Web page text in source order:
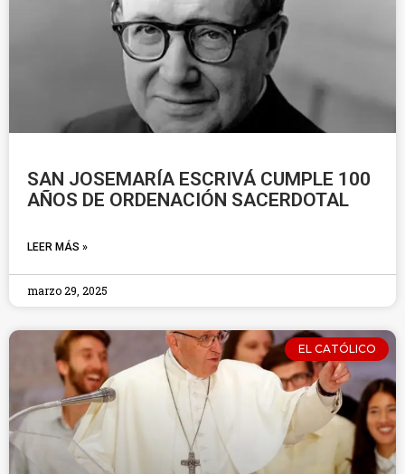
SAN JOSEMARÍA ESCRIVÁ CUMPLE 100
AÑOS DE ORDENACIÓN SACERDOTAL
LEER MÁS »
marzo 29, 2025
EL CATÓLICO